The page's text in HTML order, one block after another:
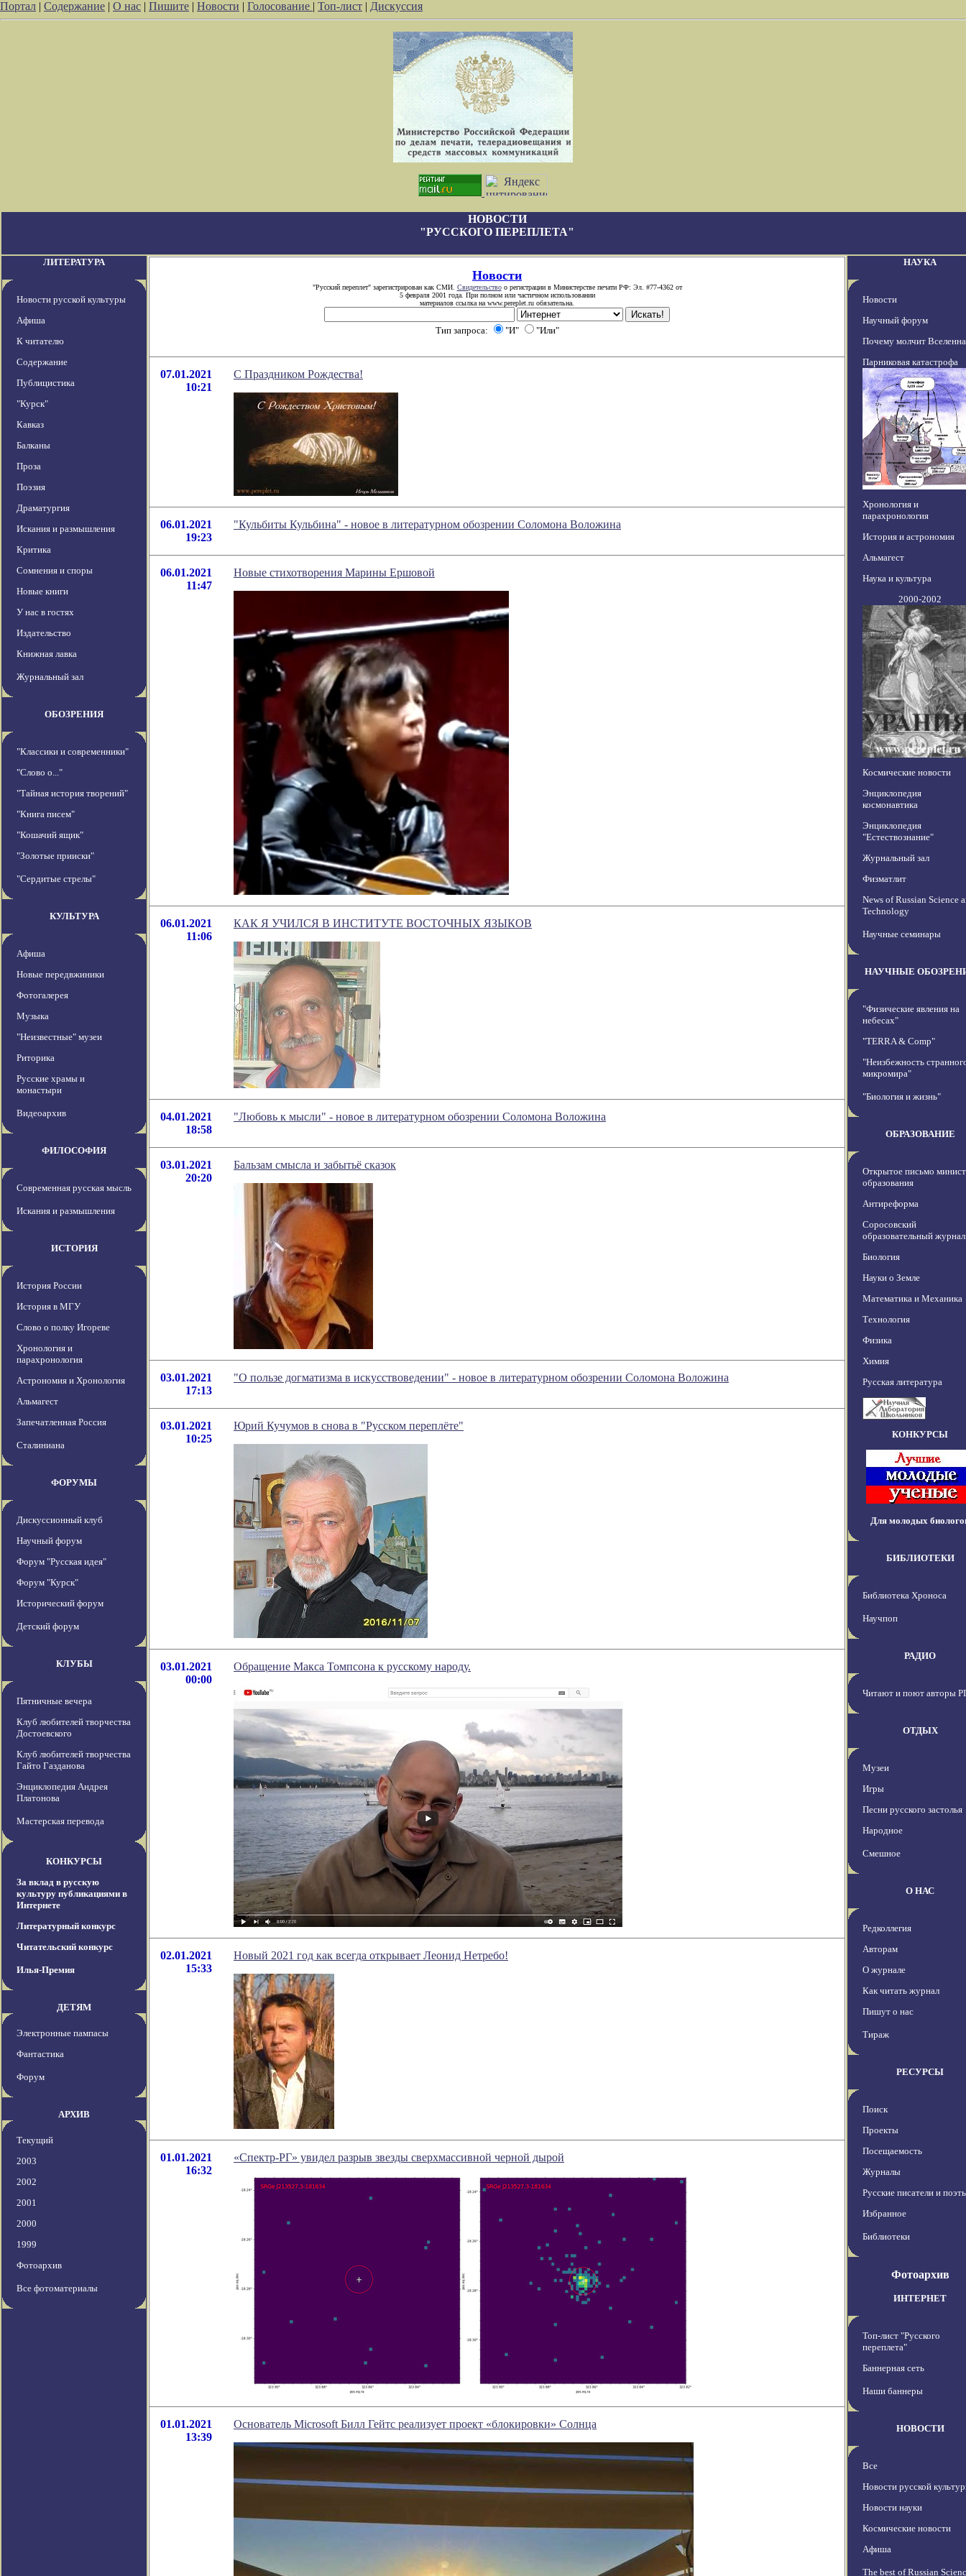
Портал | Содержание | О нас | Пишите | Новости | Голосование | Топ-лист | Дискуссия
НОВОСТИ
"РУССКОГО ПЕРЕПЛЕТА"
ЛИТЕРАТУРА
Новости русской культуры
Афиша
К читателю
Содержание
Публицистика
"Курск"
Кавказ
Балканы
Проза
Поэзия
Драматургия
Искания и размышления
Критика
Сомнения и споры
Новые книги
У нас в гостях
Издательство
Книжная лавка
Журнальный зал
ОБОЗРЕНИЯ
"Классики и современники"
"Слово о..."
"Тайная история творений"
"Книга писем"
"Кошачий ящик"
"Золотые прииски"
"Сердитые стрелы"
КУЛЬТУРА
Афиша
Новые передвжиники
Фотогалерея
Музыка
"Неизвестные" музеи
Риторика
Русские храмы и
монастыри
Видеоархив
ФИЛОСОФИЯ
Современная русская мысль
Искания и размышления
ИСТОРИЯ
История России
История в МГУ
Слово о полку Игореве
Хронология и
парахронология
Астрономия и Хронология
Альмагест
Запечатленная Россия
Сталиниана
ФОРУМЫ
Дискуссионный клуб
Научный форум
Форум "Русская идея"
Форум "Курск"
Исторический форум
Детский форум
КЛУБЫ
Пятничные вечера
Клуб любителей творчества
Достоевского
Клуб любителей творчества
Гайто Газданова
Энциклопедия Андрея
Платонова
Мастерская перевода
КОНКУРСЫ
За вклад в русскую
культуру публикациями в
Интернете
Литературный конкурс
Читательский конкурс
Илья-Премия
ДЕТЯМ
Электронные пампасы
Фантастика
Форум
АРХИВ
Текущий
2003
2002
2001
2000
1999
Фотоархив
Все фотоматериалы
Новости
"Русский переплет" зарегистрирован как СМИ. Свидетельствоо регистрации в Министерстве печати РФ: Эл. #77-4362 от
5 февраля 2001 года. При полном или частичном использовании
материалов ссылка на www.pereplet.ru обязательна.
Тип запроса: "И" "Или"
07.01.2021
10:21
С Праздником Рождества!
06.01.2021
19:23
"Кульбиты Кульбина" - новое в литературном обозрении Соломона Воложина
06.01.2021
11:47
Новые стихотворения Марины Ершовой
06.01.2021
11:06
КАК Я УЧИЛСЯ В ИНСТИТУТЕ ВОСТОЧНЫХ ЯЗЫКОВ
04.01.2021
18:58
"Любовь к мысли" - новое в литературном обозрении Соломона Воложина
03.01.2021
20:20
Бальзам смысла и забытьё сказок
03.01.2021
17:13
"О пользе догматизма в искусствоведении" - новое в литературном обозрении Соломона Воложина
03.01.2021
10:25
Юрий Кучумов в снова в "Русском переплёте"
03.01.2021
00:00
Обращение Макса Томпсона к русскому народу.
02.01.2021
15:33
Новый 2021 год как всегда открывает Леонид Нетребо!
01.01.2021
16:32
«Спектр-РГ» увидел разрыв звезды сверхмассивной черной дырой
01.01.2021
13:39
Основатель Microsoft Билл Гейтс реализует проект «блокировки» Солнца
НАУКА
Новости
Научный форум
Почему молчит
Парниковая катастрофа
Хронология и
парахронология
История и астрономия
Альмагест
Наука и культура
2000-2002
Космические новости
Энциклопедия
космонавтика
Энциклопедия
"Естествознание"
Журнальный зал
Физматлит
News of Russian Science
Technology
Научные семинары
НАУЧНЫЕ
"Физические явления на
небесах"
"TERRA & Comp"
"Неизбежность
микромира"
"Биология и жизнь"
ОБРАЗОВАНИЕ
Открытое письмо
образования
Антиреформа
Соросовский
образовательный журнал
Биология
Науки о Земле
Математика и Механика
Технология
Физика
Химия
Русская литература
КОНКУРСЫ
Для молодых
БИБЛИОТЕКИ
Библиотека Хроноса
Научпоп
РАДИО
Читают и поют авторы
ОТДЫХ
Музеи
Игры
Песни русского застолья
Народное
Смешное
О НАС
Редколлегия
Авторам
О журнале
Как читать журнал
Пишут о нас
Тираж
РЕСУРСЫ
Поиск
Проекты
Посещаемость
Журналы
Русские писатели и
Избранное
Библиотеки
Фотоархив
ИНТЕРНЕТ
Топ-лист "Русского
переплета"
Баннерная сеть
Наши баннеры
НОВОСТИ
Все
Новости русской
Новости науки
Космические новости
Афиша
The best of Russian